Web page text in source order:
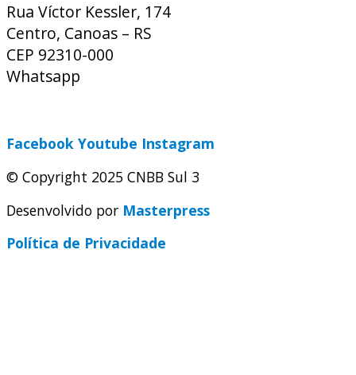
Rua Víctor Kessler, 174
Centro, Canoas – RS
CEP 92310-000
Whatsapp
Facebook Youtube Instagram
© Copyright 2025 CNBB Sul 3
Desenvolvido por Masterpress
Política de Privacidade